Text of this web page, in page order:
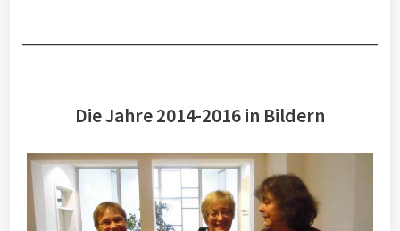
Die Jahre 2014-2016 in Bildern